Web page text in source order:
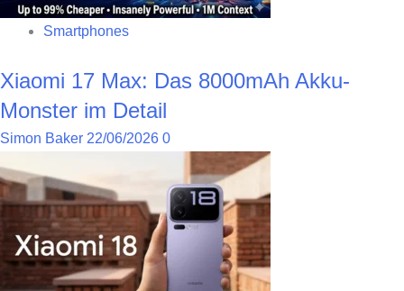
Smartphones
Xiaomi 17 Max: Das 8000mAh Akku-
Monster im Detail
Simon Baker 22/06/2026 0